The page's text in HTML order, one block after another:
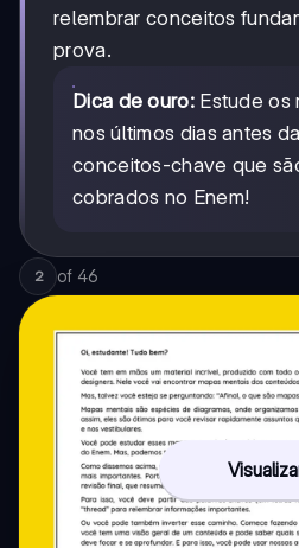
relembrar conceitos
prova.
Dica de ouro:Estude os
nos últimos dias antes
conceitos-chave que
cobrados no Enem!
2 of 46